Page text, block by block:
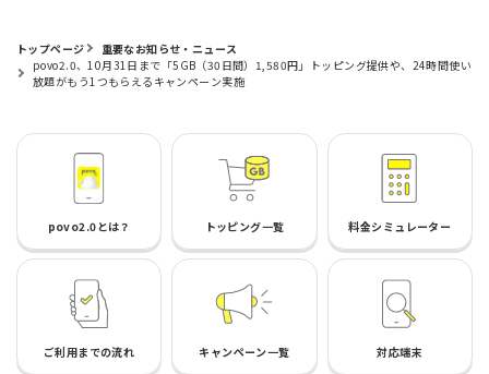
トップページ
重要なお知らせ・ニュース
povo2.0、10月31日まで「5GB（30日間）1,580円」トッピング提供や、24時間使い
放題がもう1つもらえるキャンペーン実施
povo2.0とは？ トッピング一覧 料金シミュレーター
ご利用までの流れ キャンペーン一覧 対応端末